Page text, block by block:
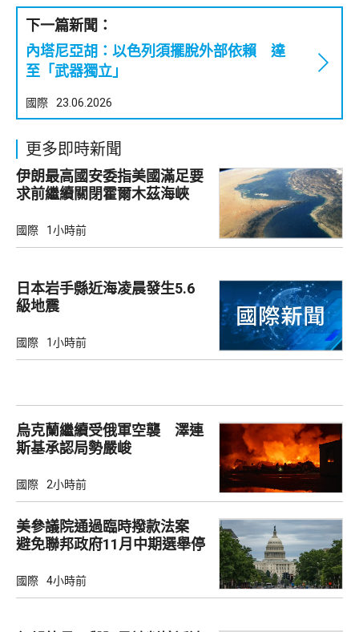
下一篇新聞：
內塔尼亞胡：以色列須擺脫外部依賴 達
至「武器獨立」
國際 23.06.2026
更多即時新聞
伊朗最高國安委指美國滿足要
求前繼續關閉霍爾木茲海峽
國際 1小時前
日本岩手縣近海凌晨發生5.6
級地震
國際 1小時前
烏克蘭繼續受俄軍空襲 澤連
斯基承認局勢嚴峻
國際 2小時前
美參議院通過臨時撥款法案
避免聯邦政府11月中期選舉停
國際 4小時前